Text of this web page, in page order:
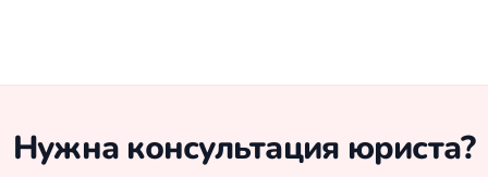
Нужна консультация юриста?